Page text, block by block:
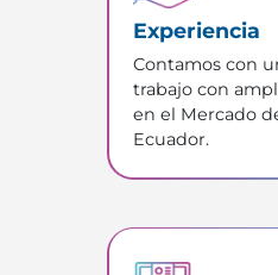
Experiencia
Contamos con
trabajo con
en el Mercado
Ecuador.